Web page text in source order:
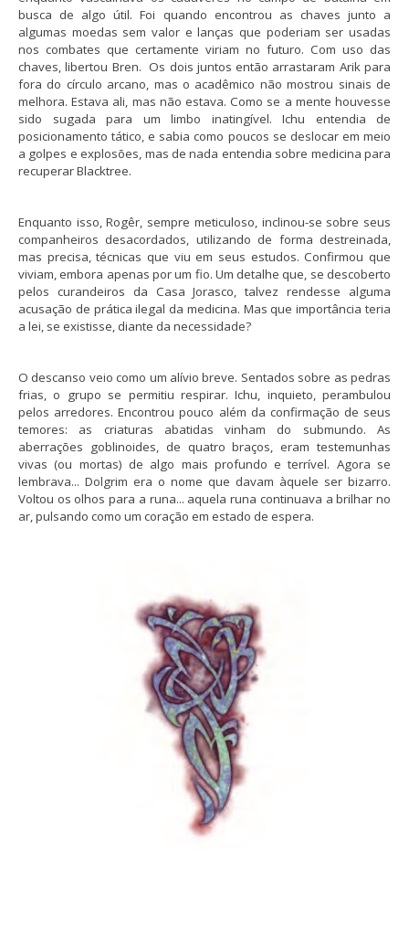
busca de algo útil. Foi quando encontrou as chaves junto a
algumas moedas sem valor e lanças que poderiam ser usadas
nos combates que certamente viriam no futuro. Com uso das
chaves, libertou Bren. Os dois juntos então arrastaram Arik para
fora do círculo arcano, mas o acadêmico não mostrou sinais de
melhora. Estava ali, mas não estava. Como se a mente houvesse
sido sugada para um limbo inatingível. Ichu entendia de
posicionamento tático, e sabia como poucos se deslocar em meio
a golpes e explosões, mas de nada entendia sobre medicina para
recuperar Blacktree.
Enquanto isso, Rogêr, sempre meticuloso, inclinou-se sobre seus
companheiros desacordados, utilizando de forma destreinada,
mas precisa, técnicas que viu em seus estudos. Confirmou que
viviam, embora apenas por um fio. Um detalhe que, se descoberto
pelos curandeiros da Casa Jorasco, talvez rendesse alguma
acusação de prática ilegal da medicina. Mas que importância teria
a lei, se existisse, diante da necessidade?
O descanso veio como um alívio breve. Sentados sobre as pedras
frias, o grupo se permitiu respirar. Ichu, inquieto, perambulou
pelos arredores. Encontrou pouco além da confirmação de seus
temores: as criaturas abatidas vinham do submundo. As
aberrações goblinoides, de quatro braços, eram testemunhas
vivas (ou mortas) de algo mais profundo e terrível. Agora se
lembrava... Dolgrim era o nome que davam àquele ser bizarro.
Voltou os olhos para a runa... aquela runa continuava a brilhar no
ar, pulsando como um coração em estado de espera.